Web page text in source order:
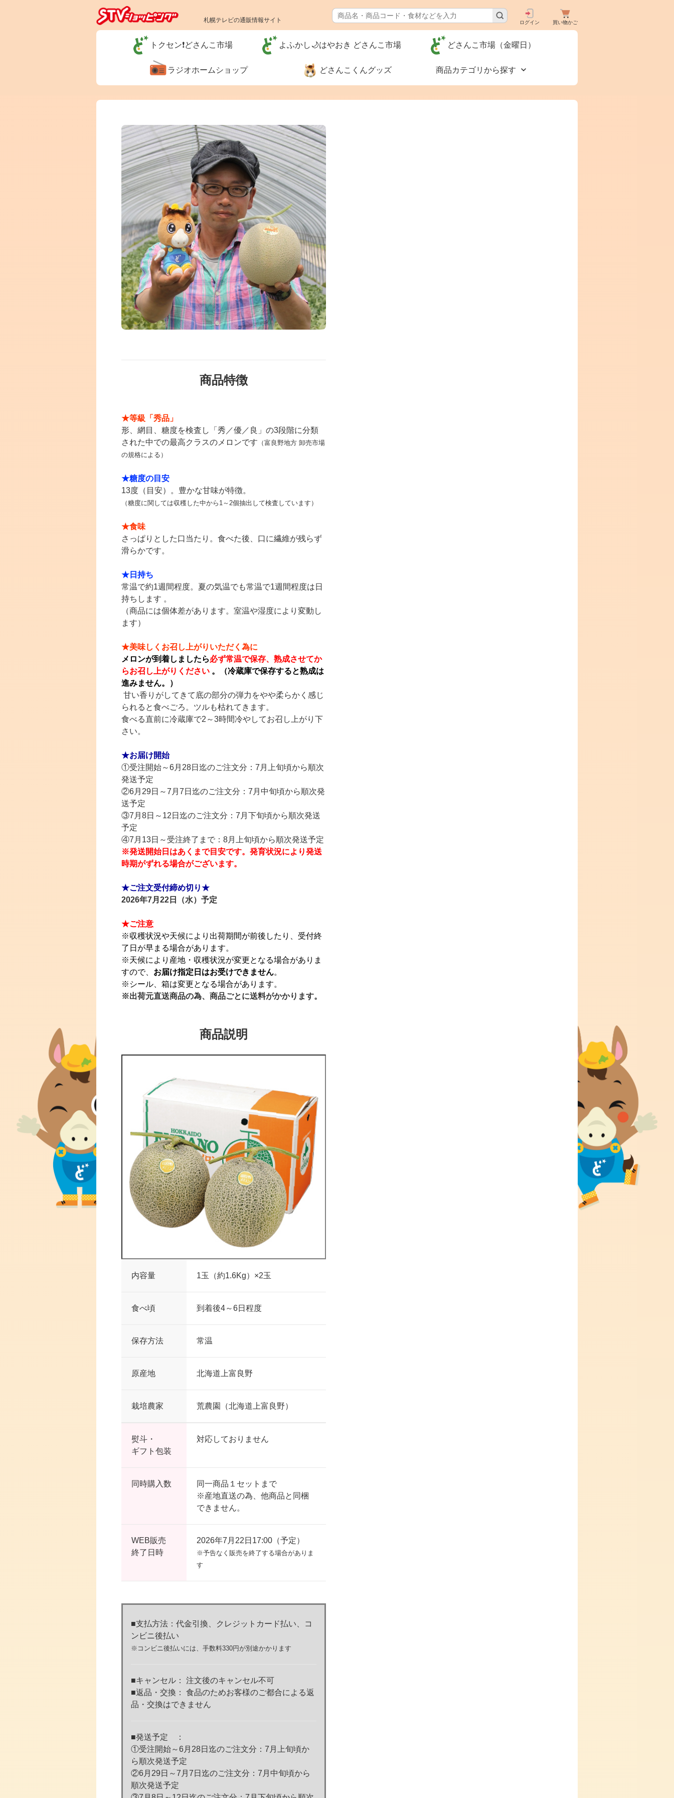
札幌テレビの通販情報サイト ログイン 買い物かご
トクセン❗どさんこ市場 よふかし🌙はやおき どさんこ市場 どさんこ市場（金曜日）
ラジオホームショップ どさんこくんグッズ 商品カテゴリから探す
特別価格❗
河村通夫 考案❗（カタ
ログ）
生活用品
DVD 書籍
商品特徴
★等級「秀品」
形、網目、糖度を検査し「秀／優／良」の3段階に分類
された中での最高クラスのメロンです （富良野地方 卸売市場
の規格による）
★糖度の目安
13度（目安）。豊かな甘味が特徴。
（糖度に関しては収穫した中から1～2個抽出して検査しています）
★食味
さっぱりとした口当たり。食べた後、口に繊維が残らず
滑らかです。
★日持ち
常温で約1週間程度。 夏の気温でも常温で1週間程度は日
持ちします 。
（商品には個体差があります。室温や湿度により変動し
ます）
★美味しくお召し上がりいただく為に
メロンが到着しましたら必ず常温で保存、熟成させてか
らお召し上がりください 。（冷蔵庫で保存すると熟成は
進みません。）
甘い香りがしてきて底の部分の弾力をやや柔らかく感じ
られると食べごろ。ツルも枯れてきます。
食べる直前に冷蔵庫で2～3時間冷やしてお召し上がり下
さい。
★お届け開始
①受注開始～6月28日迄のご注文分：7月上旬頃から順次
発送予定
②6月29日～7月7日 迄のご注文分：7月中旬頃から順次発
送予定
③7月8日～12日 迄のご注文分：7月下旬頃から順次発送
予定
④7月13日～受注終了まで：8月上旬頃から順次発送予定
※発送開始日はあくまで目安です。発育状況により発送
時期がずれる場合がございます。
★ご注文受付締め切り★
2026年7月22日（水）予定
★ご注意
※収穫状況や天候により出荷期間が前後したり、受付終
了日が早まる場合があります。
※天候により産地・収穫状況が変更となる場合がありま
すので、 お届け指定日はお受けできません。
※シール、箱は変更となる場合があります。
※出荷元直送商品の為、商品ごとに送料がかかります。
商品説明
内容量 1玉（約1.6Kg） ×2玉
食べ頃 到着後4～6日程度
保存方法 常温
原産地 北海道上富良野
栽培農家 荒農園（北海道上富良野）
熨斗・
ギフト包装
対応しておりません
同時購入数
同一商品１セットまで
※産地直送の為、他商品と同梱
できません。
WEB販売
終了日時
2026年7月22日17:00（予定）
※予告なく販売を終了する場合がありま
す
■支払方法：代金引換、クレジットカード払い、コ
ンビニ後払い
※コンビニ後払いには、手数料330円が別途かかります
■キャンセル： 注文後のキャンセル不可
■返品・交換： 食品のためお客様のご都合による返
品・交換はできません
■発送予定 ：
①受注開始～6月28日迄のご注文分：7月上旬頃か
ら順次発送予定
②6月29日～7月7日迄のご注文分：7月中旬頃から
順次発送予定